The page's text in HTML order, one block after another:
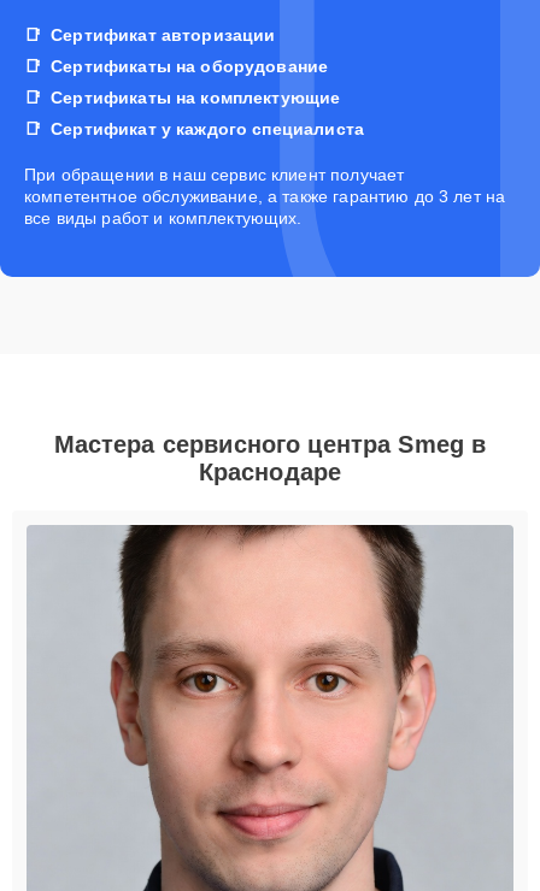
Сертификат авторизации
Сертификаты на оборудование
Сертификаты на комплектующие
Сертификат у каждого специалиста
При обращении в наш сервис клиент получает
компетентное обслуживание, а также гарантию до 3 лет на
все виды работ и комплектующих.
Мастера сервисного центра Smeg в
Краснодаре